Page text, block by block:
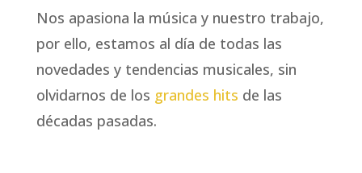
Nos apasiona la música y nuestro trabajo,
por ello, estamos al día de todas las
novedades y tendencias musicales, sin
olvidarnos de los grandes hits de las
décadas pasadas.